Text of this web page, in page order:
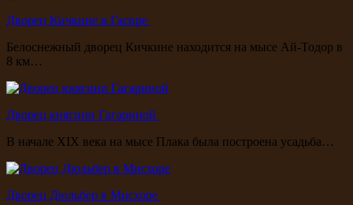
Дворец Кичкине в Гаспре
Белоснежный дворец Кичкине находится на мысе Ай-Тодор в
8 км…
Дворец княгини Гагариной
В начале XIX века на мысе Плака была построена усадьба…
Дворец Дюльбер в Мисхоре